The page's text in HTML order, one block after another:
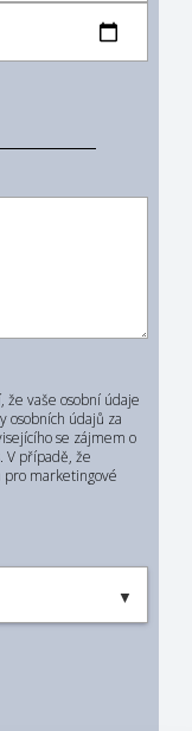
vaše osobní údaje
osobních údajů za
se zájmem o
V případě, že
pro marketingové